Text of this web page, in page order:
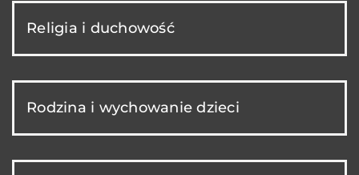
Religia i duchowość
Rodzina i wychowanie dzieci